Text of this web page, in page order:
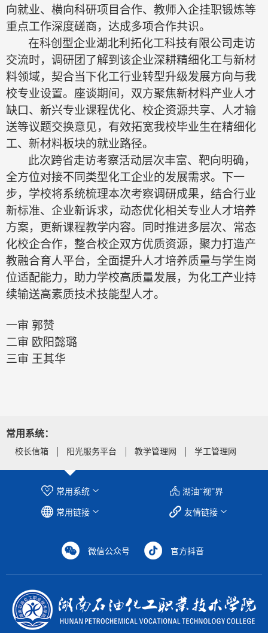
向就业、横向科研项目合作、教师入企挂职锻炼等
重点工作深度磋商，达成多项合作共识。
在科创型企业湖北利拓化工科技有限公司走访
交流时，调研团了解到该企业深耕精细化工与新材
料领域，契合当下化工行业转型升级发展方向与我
校专业设置。座谈期间，双方聚焦新材料产业人才
缺口、新兴专业课程优化、校企资源共享、人才输
送等议题交换意见，有效拓宽我校毕业生在精细化
工、新材料板块的就业路径。
此次跨省走访考察活动层次丰富、靶向明确，
全方位对接不同类型化工企业的发展需求。下一
步，学校将系统梳理本次考察调研成果，结合行业
新标准、企业新诉求，动态优化相关专业人才培养
方案，更新课程教学内容。同时推进多层次、常态
化校企合作，整合校企双方优质资源，聚力打造产
教融合育人平台，全面提升人才培养质量与学生岗
位适配能力，助力学校高质量发展，为化工产业持
续输送高素质技术技能型人才。
一审 郭赞
二审 欧阳懿璐
三审 王其华
常用系统：
校长信箱 阳光服务平台 教学管理网 学工管理网
湖油“视”界
常用系统
友情链接
常用链接
微信公众号 官方抖音